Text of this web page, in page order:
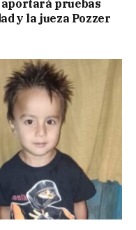
pruebas
y la jueza Pozzer